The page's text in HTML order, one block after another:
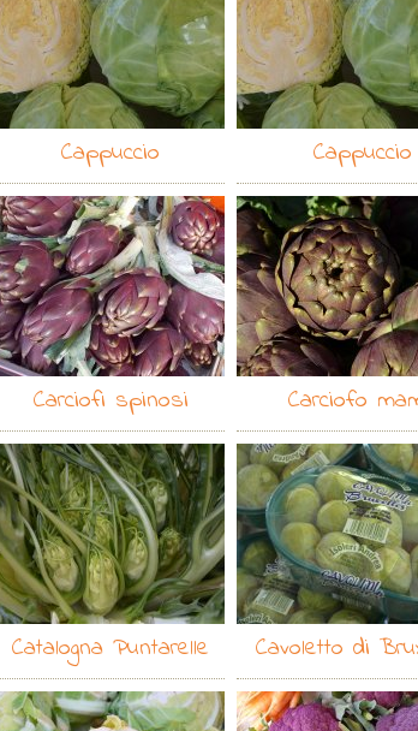
Cappuccio Cappuccio
Carciofi spinosi Carciofo
Catalogna Puntarelle Cavoletto di